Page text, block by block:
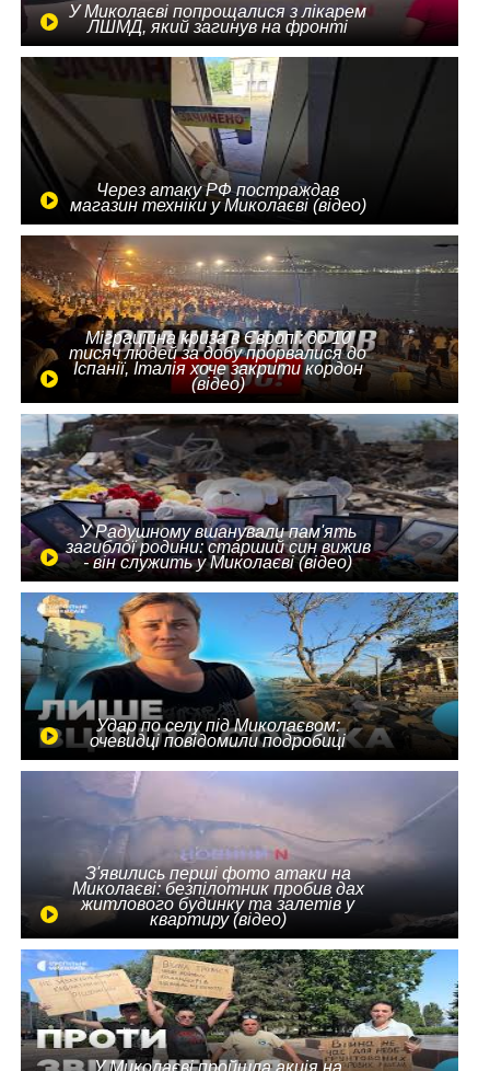
У Миколаєві попрощалися з лікарем
ЛШМД, який загинув на фронті
Через атаку РФ постраждав
магазин техніки у Миколаєві (відео)
Міграційна криза в Європі: до 10
тисяч людей за добу прорвалися до
Іспанії, Італія хоче закрити кордон
(відео)
У Радушному вшанували пам'ять
загиблої родини: старший син вижив
- він служить у Миколаєві (відео)
Удар по селу під Миколаєвом:
очевидці повідомили подробиці
З'явились перші фото атаки на
Миколаєві: безпілотник пробив дах
житлового будинку та залетів у
квартиру (відео)
У Миколаєві пройшла акція на